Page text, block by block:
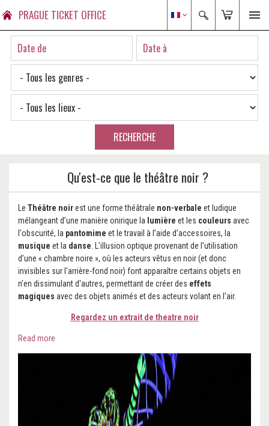
PRAGUE TICKET OFFICE
RECHERCHE
Qu'est-ce que le théâtre noir ?
Le Théâtre noirest une forme théâtrale non-verbale et ludique
mélangeant d’une manière onirique la lumière et les couleurs avec
l'obscurité, la pantomime et le travail à l’aide d’accessoires, la
musique et la danse . L'illusion optique provenant de l’utilisation
d’une « chambre noire », où les acteurs vêtus en noir (et donc
invisibles sur l'arrière-fond noir) font apparaître certains objets en
n’en dissimulant d'autres, permettant de créer des effets
magiques avec des objets animés et des acteurs volant en l’air.
Regardez un extrait de theatre noir
Read more